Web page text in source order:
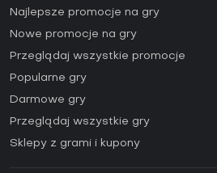
Najlepsze promocje na gry
Nowe promocje na gry
Przeglądaj wszystkie promocje
Popularne gry
Darmowe gry
Przeglądaj wszystkie gry
Sklepy z grami i kupony